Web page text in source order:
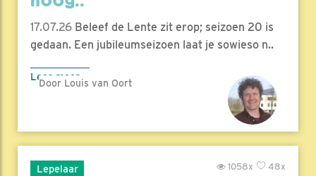
17.07.26 Beleef de Lente zit erop; seizoen 20 is
gedaan. Een jubileumseizoen laat je sowieso n..
Lees meer
Door Louis van Oort
Lepelaar 48x
1058x